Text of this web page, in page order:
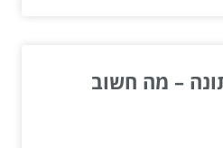
– מה חשוב